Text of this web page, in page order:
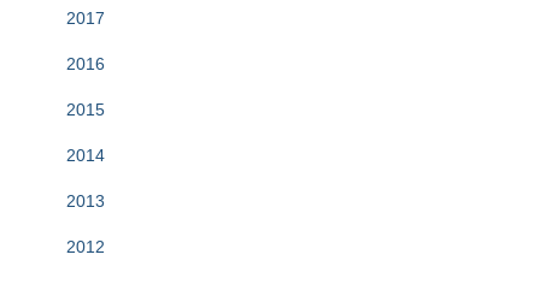
2017
2016
2015
2014
2013
2012